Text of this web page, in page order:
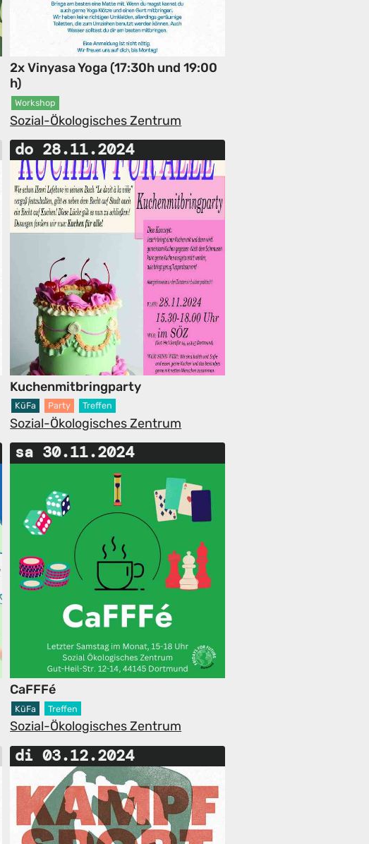
2x Vinyasa Yoga (17:30h und 19:00
h)
Workshop
Sozial-Ökologisches Zentrum
do 28.11.2024
Kuchenmitbringparty
KüFa Party Treffen
Sozial-Ökologisches Zentrum
sa 30.11.2024
CaFFFé
KüFa Treffen
Sozial-Ökologisches Zentrum
di 03.12.2024